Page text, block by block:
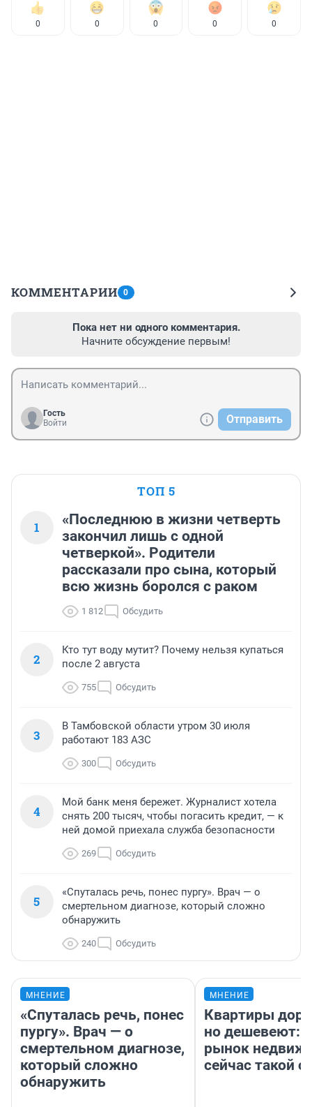
0 0 0 0 0
КОММЕНТАРИИ 0
Пока нет ни одного комментария.
Начните обсуждение первым!
Гость
Войти
Отправить
ТОП 5
1
«Последнюю в жизни четверть
закончил лишь с одной
четверкой». Родители
рассказали про сына, который
всю жизнь боролся с раком
1 812 Обсудить
2
Кто тут воду мутит? Почему нельзя купаться
после 2 августа
755 Обсудить
3
В Тамбовской области утром 30 июля
работают 183 АЗС
300 Обсудить
4
Мой банк меня бережет. Журналист хотела
снять 200 тысяч, чтобы погасить кредит, — к
ней домой приехала служба безопасности
269 Обсудить
5
«Спуталась речь, понес пургу». Врач — о
смертельном диагнозе, который сложно
обнаружить
240 Обсудить
МНЕНИЕ
«Спуталась речь, понес
пургу». Врач — о
смертельном диагнозе,
который сложно
обнаружить
МНЕНИЕ
Квартиры
но дешевеют:
рынок
сейчас такой